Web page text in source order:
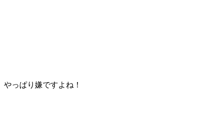
やっぱり嫌ですよね！